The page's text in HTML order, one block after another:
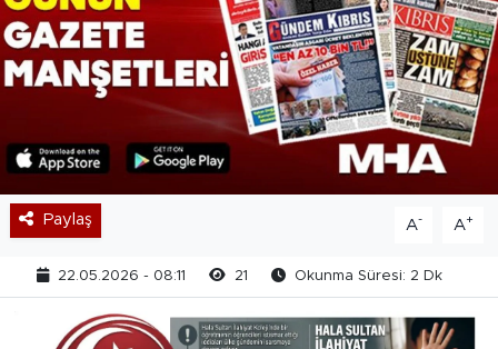
Paylaş A- A+
22.05.2026 - 08:11 21 Okunma Süresi: 2 Dk